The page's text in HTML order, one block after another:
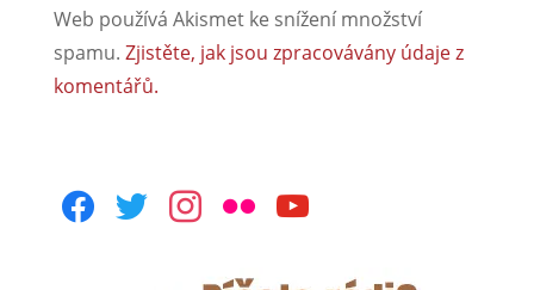
Web používá Akismet ke snížení množství
spamu. Zjistěte, jak jsou zpracovávány údaje z
komentářů.
facebooktwitterinstagram
flickr youtube